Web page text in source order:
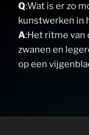
Q:Wat is er zo
kunstwerken in
A:Het ritme van
zwanen en
op een